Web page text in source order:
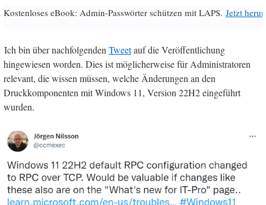
Kostenloses eBook: Admin-Passwörter schützen mit LAPS. Jetzt
Ich bin über nachfolgendenTweetauf die Veröffentlichung
hingewiesen worden. Dies ist möglicherweise für Administratoren
relevant, die wissen müssen, welche Änderungen an den
Druckkomponenten mit Windows 11, Version 22H2 eingeführt
wurden.